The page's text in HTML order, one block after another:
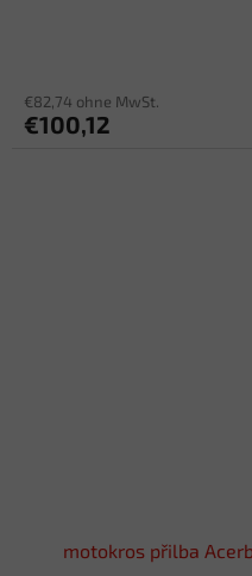
€82,74 ohne MwSt.
€100,12
motokros přilba